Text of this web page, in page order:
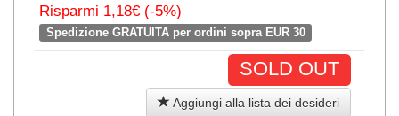
Risparmi 1,18€ (-5%)
Spedizione GRATUITA per ordini sopra EUR 30
SOLD OUT
Aggiungi alla lista dei desideri